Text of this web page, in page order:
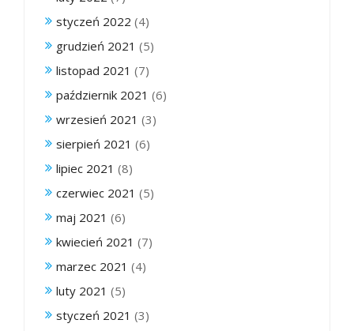
styczeń 2022 (4)
grudzień 2021 (5)
listopad 2021 (7)
październik 2021 (6)
wrzesień 2021 (3)
sierpień 2021 (6)
lipiec 2021 (8)
czerwiec 2021 (5)
maj 2021 (6)
kwiecień 2021 (7)
marzec 2021 (4)
luty 2021 (5)
styczeń 2021 (3)